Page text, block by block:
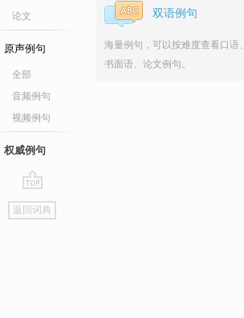
论文
原声例句
全部
音频例句
视频例句
权威例句
go
top
返回词典
双语例句
海量例句，可以按难度查看口语、
书面语、论文例句。